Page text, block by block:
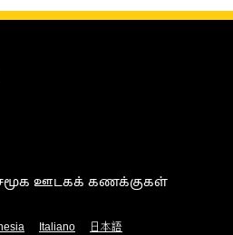
ஊடகக் கணக்குகள்
Italiano 日本語